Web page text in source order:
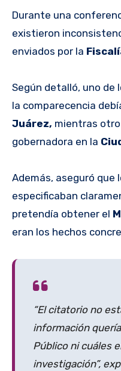
Durante una
existieron
enviados por la
Según detalló, uno de
la comparecencia
Juárez, mientras otro
gobernadora en la
Además, aseguró que
especificaban
pretendía obtener el
eran los hechos
“El citatorio no
información
Público ni cuáles
investigación”,